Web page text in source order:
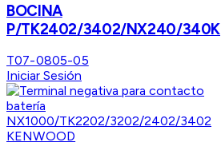
BOCINA
P/TK2402/3402/NX240/340K
T07-0805-05
Iniciar Sesión
KENWOOD